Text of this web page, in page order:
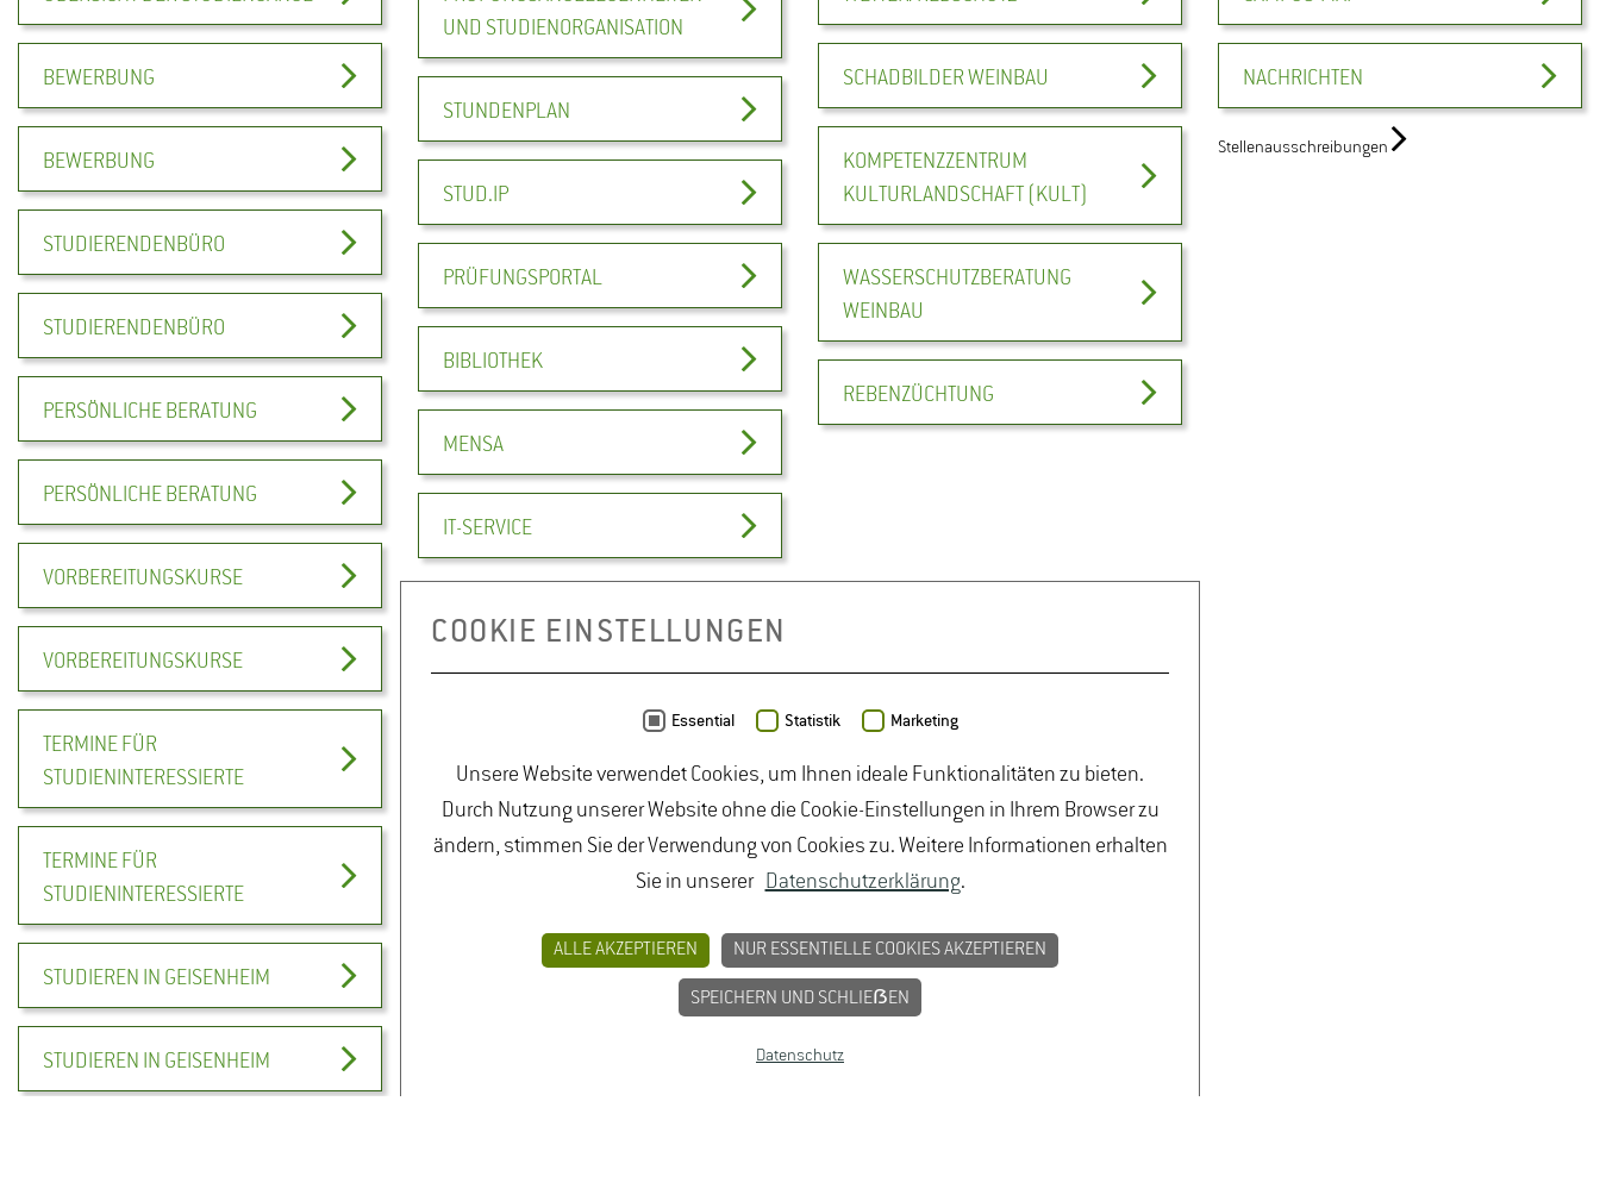
BEWERBUNG
BEWERBUNG
STUDIERENDENBÜRO
STUDIERENDENBÜRO
PERSÖNLICHE BERATUNG
PERSÖNLICHE BERATUNG
VORBEREITUNGSKURSE
VORBEREITUNGSKURSE
TERMINE FÜR
STUDIENINTERESSIERTE
TERMINE FÜR
STUDIENINTERESSIERTE
STUDIEREN IN GEISENHEIM
STUDIEREN IN GEISENHEIM
UND STUDIENORGANISATION
STUNDENPLAN
STUD.IP
PRÜFUNGSPORTAL
BIBLIOTHEK
MENSA
IT-SERVICE
SCHADBILDER WEINBAU
KOMPETENZZENTRUM
KULTURLANDSCHAFT (KULT)
WASSERSCHUTZBERATUNG
WEINBAU
REBENZÜCHTUNG
NACHRICHTEN
Stellenausschreibungen
COOKIE EINSTELLUNGEN
Essential Statistik Marketing
Unsere Website verwendet Cookies, um Ihnen ideale Funktionalitäten zu bieten.
Durch Nutzung unserer Website ohne die Cookie-Einstellungen in Ihrem Browser zu
ändern, stimmen Sie der Verwendung von Cookies zu. Weitere Informationen erhalten
Sie in unserer Datenschutzerklärung.
ALLE AKZEPTIEREN NUR ESSENTIELLE COOKIES AKZEPTIEREN
SPEICHERN UND SCHLIEẞEN
Datenschutz